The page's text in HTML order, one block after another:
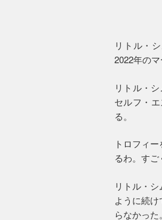
リトル・
2022年の
リトル・
セルフ・
る。
トロフィ
るわ。す
リトル・
ように続
らなかっ